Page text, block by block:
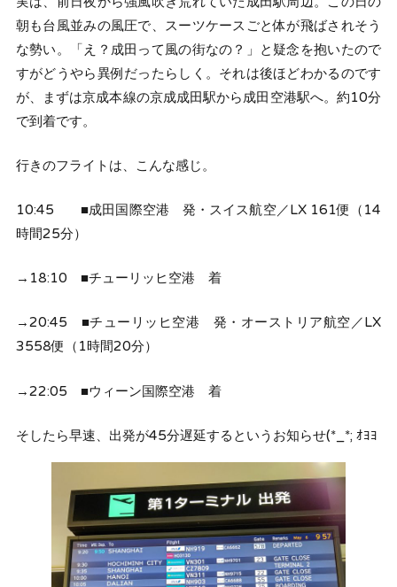
朝も台風並みの風圧で、スーツケースごと体が飛ばされそう
な勢い。「え？成田って風の街なの？」と疑念を抱いたので
すがどうやら異例だったらしく。それは後ほどわかるのです
が、まずは京成本線の京成成田駅から成田空港駅へ。約10分
で到着です。
行きのフライトは、こんな感じ。
10:45 ■成田国際空港 発・スイス航空／LX 161便（14
時間25分）
→18:10 ■チューリッヒ空港 着
→20:45 ■チューリッヒ空港 発・オーストリア航空／LX
3558便（1時間20分）
→22:05 ■ウィーン国際空港 着
そしたら早速、出発が45分遅延するというお知らせ(*_*; ｵﾖﾖ